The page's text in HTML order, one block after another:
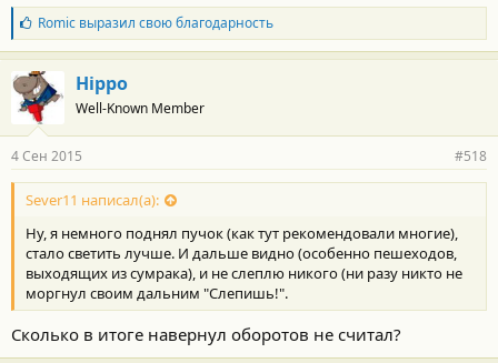
Б
л
а
г
о
д
а
н
о
с
и
:
Romicвыразил свою благодарность
Hippo
Well-Known Member
4 Сен 2015 #518
Sever11 написал(а):
Ну, я немного поднял пучок (как тут рекомендовали многие),
стало светить лучше. И дальше видно (особенно пешеходов,
выходящих из сумрака), и не слеплю никого (ни разу никто не
моргнул своим дальним "Слепишь!".
Сколько в итоге навернул оборотов не считал?